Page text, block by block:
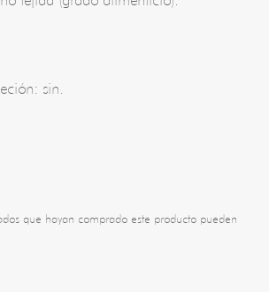
sin.
que hayan comprado este producto pueden